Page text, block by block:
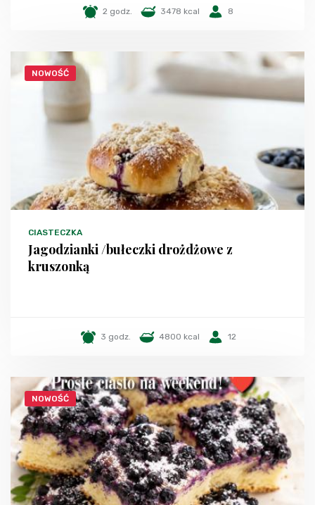
2 godz. 3478 kcal 8
NOWOŚĆ
CIASTECZKA
Jagodzianki /bułeczki drożdżowe z
kruszonką
3 godz. 4800 kcal 12
NOWOŚĆ